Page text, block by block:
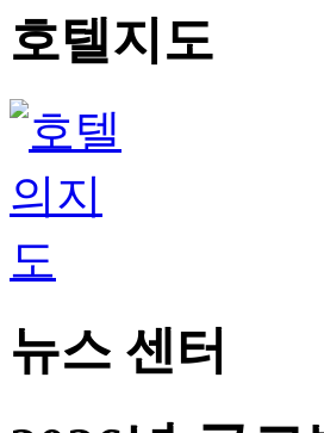
호텔지도
뉴스 센터